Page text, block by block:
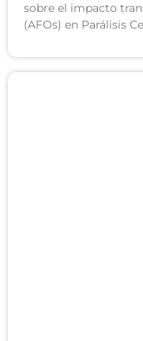
sobre el impacto
(AFOs) en Parálisis